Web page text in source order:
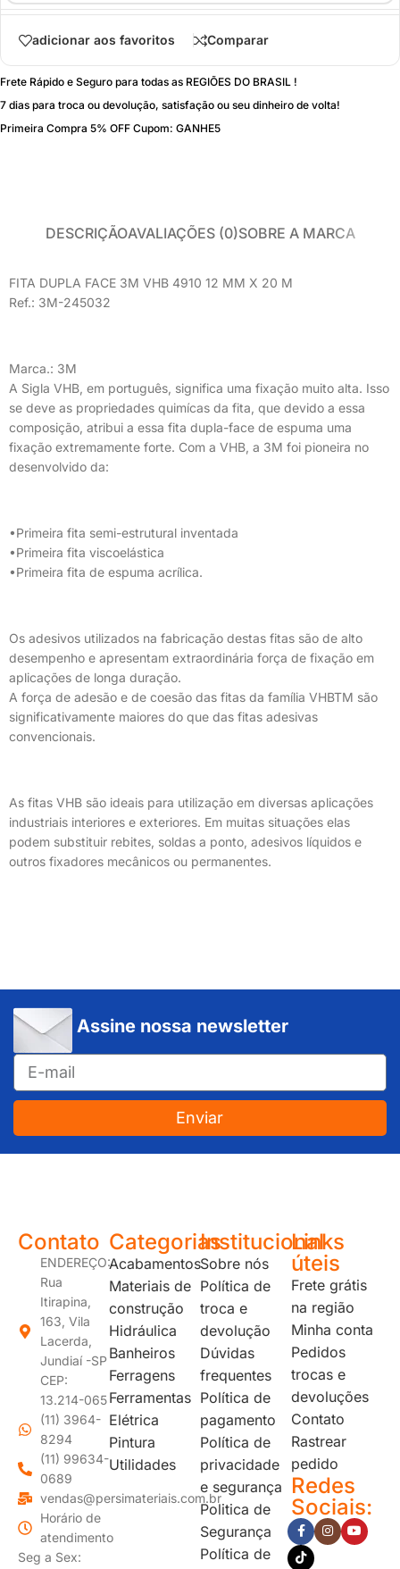
adicionar aos favoritos Comparar
Frete Rápido e Seguro para todas as REGIÕES DO BRASIL !
7 dias para troca ou devolução, satisfação ou seu dinheiro de volta!
Primeira Compra 5% OFF Cupom: GANHE5
DESCRIÇÃOAVALIAÇÕES (0)SOBRE A MARCA
FITA DUPLA FACE 3M VHB 4910 12 MM X 20 M
Ref.: 3M-245032
Marca.: 3M
A Sigla VHB, em português, significa uma fixação muito alta. Isso
se deve as propriedades quimícas da fita, que devido a essa
composição, atribui a essa fita dupla-face de espuma uma
fixação extremamente forte. Com a VHB, a 3M foi pioneira no
desenvolvido da:
•Primeira fita semi-estrutural inventada
•Primeira fita viscoelástica
•Primeira fita de espuma acrílica.
Os adesivos utilizados na fabricação destas fitas são de alto
desempenho e apresentam extraordinária força de fixação em
aplicações de longa duração.
A força de adesão e de coesão das fitas da família VHBTM são
significativamente maiores do que das fitas adesivas
convencionais.
As fitas VHB são ideais para utilização em diversas aplicações
industriais interiores e exteriores. Em muitas situações elas
podem substituir rebites, soldas a ponto, adesivos líquidos e
outros fixadores mecânicos ou permanentes.
Assine nossa newsletter
Enviar
Contato
ENDEREÇO:
Rua
Itirapina,
163, Vila
Lacerda,
Jundiaí -SP
CEP:
13.214-065
(11) 3964-
8294
(11) 99634-
0689
vendas@persimateriais.com.br
Horário de
atendimento
Seg a Sex:
Categorias
Acabamentos
Materiais de
construção
Hidráulica
Banheiros
Ferragens
Ferramentas
Elétrica
Pintura
Utilidades
Institucional
Sobre nós
Política de
troca e
devolução
Dúvidas
frequentes
Política de
pagamento
Política de
privacidade
e segurança
Politica de
Segurança
Política de
Links
úteis
Frete grátis
na região
Minha conta
Pedidos
trocas e
devoluções
Contato
Rastrear
pedido
Redes
Sociais: